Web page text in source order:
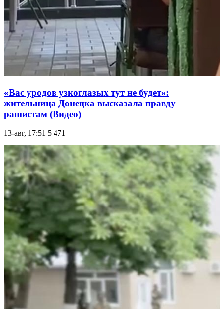
«Вас урoдов узкoглaзых тут не будет»:
жительница Донецка высказала правду
рашиcтам (Видео)
13-авг, 17:51 5 471